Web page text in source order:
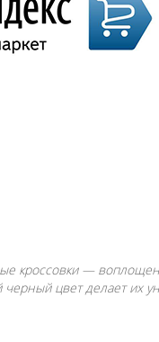
кроссовки —
черный цвет делает их